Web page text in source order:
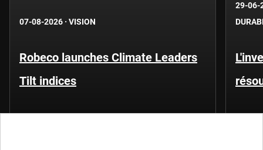
07-08-2026 · VISION
Robeco launches Climate Leaders
Tilt indices
29-06-